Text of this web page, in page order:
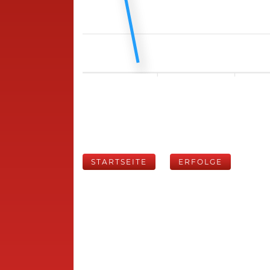
STARTSEITE ERFOLGE